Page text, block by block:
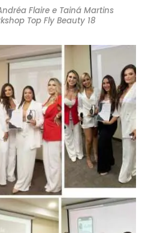
Flaire e Tainá Martins
Top Fly Beauty 18